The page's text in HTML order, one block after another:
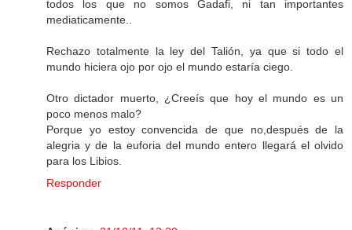
todos los que no somos Gadafi, ni tan importantes
mediaticamente..
Rechazo totalmente la ley del Talión, ya que si todo el
mundo hiciera ojo por ojo el mundo estaría ciego.
Otro dictador muerto, ¿Creeís que hoy el mundo es un
poco menos malo?
Porque yo estoy convencida de que no,después de la
alegria y de la euforia del mundo entero llegará el olvido
para los Libios.
Responder